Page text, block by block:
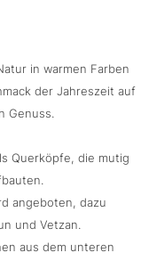
in warmen Farben
der Jahreszeit auf
Genuss.
Querköpfe, die mutig
angeboten, dazu
und Vetzan.
aus dem unteren